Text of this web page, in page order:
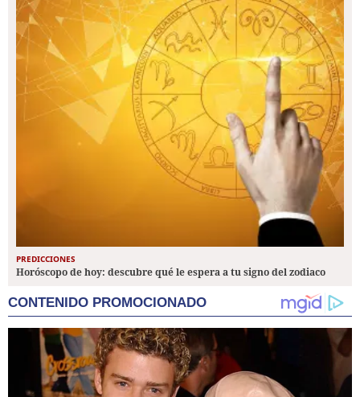
PREDICCIONES
Horóscopo de hoy: descubre qué le espera a tu signo del zodiaco
CONTENIDO PROMOCIONADO